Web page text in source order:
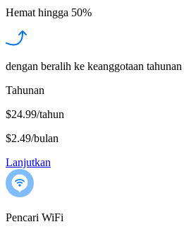
Hemat hingga 50%
dengan beralih ke keanggotaan tahunan
Tahunan
$24.99/tahun
$2.49/bulan
Lanjutkan
Pencari WiFi